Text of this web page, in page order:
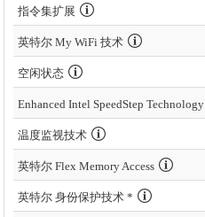
指令集扩展
英特尔 My WiFi 技术
空闲状态
Enhanced Intel SpeedStep Technology
温度监视技术
英特尔 Flex Memory Access
英特尔 身份保护技术 *